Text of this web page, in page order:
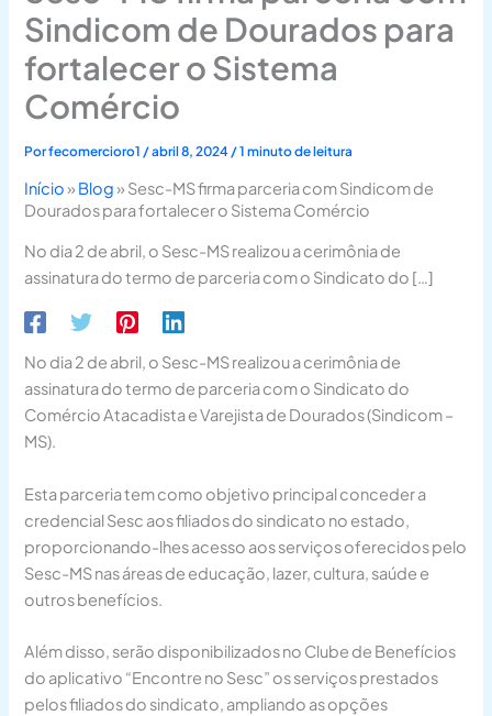
Sindicom de Dourados para
fortalecer o Sistema
Comércio
Porfecomercioro1 /abril 8, 2024 /1 minuto de leitura
Início» Blog» Sesc-MS firma parceria com Sindicom de
Dourados para fortalecer o Sistema Comércio
No dia 2 de abril, o Sesc-MS realizou a cerimônia de
assinatura do termo de parceria com o Sindicato do […]
No dia 2 de abril, o Sesc-MS realizou a cerimônia de
assinatura do termo de parceria com o Sindicato do
Comércio Atacadista e Varejista de Dourados (Sindicom –
MS).
Esta parceria tem como objetivo principal conceder a
credencial Sesc aos filiados do sindicato no estado,
proporcionando-lhes acesso aos serviços oferecidos pelo
Sesc-MS nas áreas de educação, lazer, cultura, saúde e
outros benefícios.
Além disso, serão disponibilizados no Clube de Benefícios
do aplicativo “Encontre no Sesc” os serviços prestados
pelos filiados do sindicato, ampliando as opções